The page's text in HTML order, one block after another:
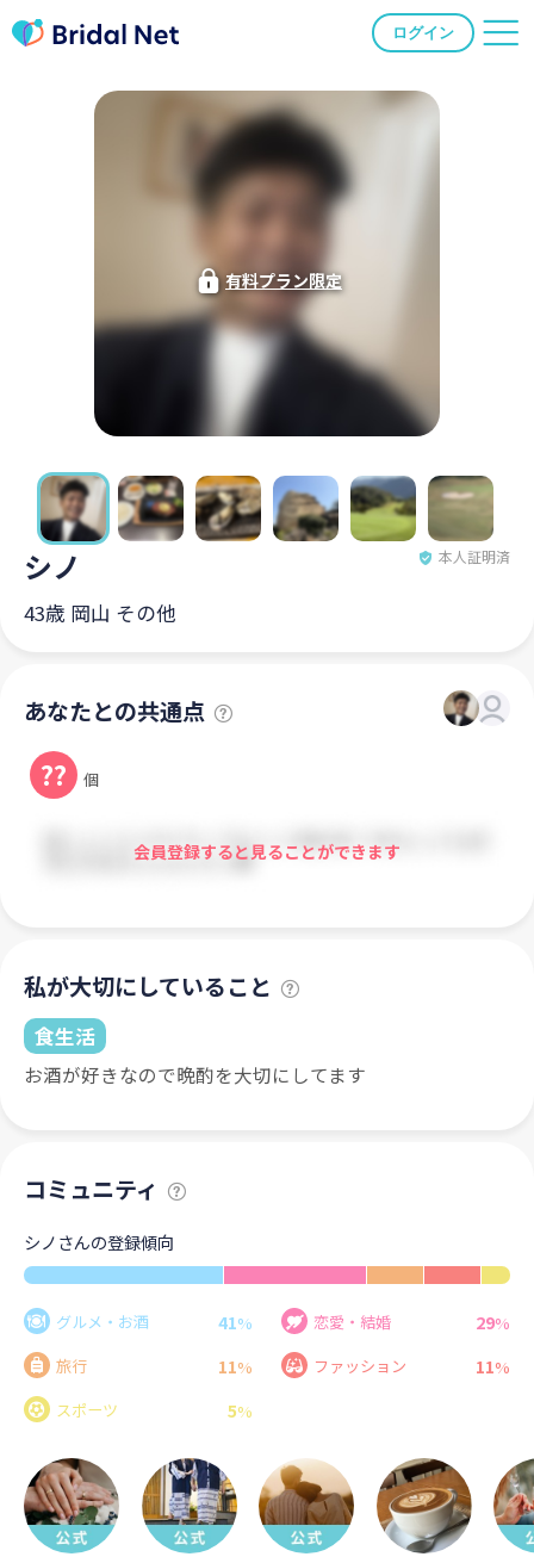
ログイン
有料プラン限定
シノ 本人証明済
43歳 岡山 その他
あなたとの共通点
?? 個
会員登録すると見ることができます
私が大切にしていること
食生活
お酒が好きなので晩酌を大切にしてます
コミュニティ
シノさんの登録傾向
グルメ・お酒 41% 恋愛・結婚 29%
旅行
11% ファッション 11%
スポーツ
5%